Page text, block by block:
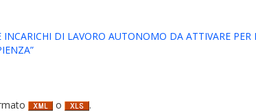
DI LAVORO AUTONOMO DA ATTIVARE
o .